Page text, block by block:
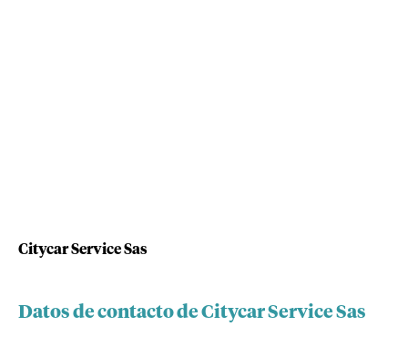
Citycar Service Sas
Datos de contacto de Citycar Service Sas